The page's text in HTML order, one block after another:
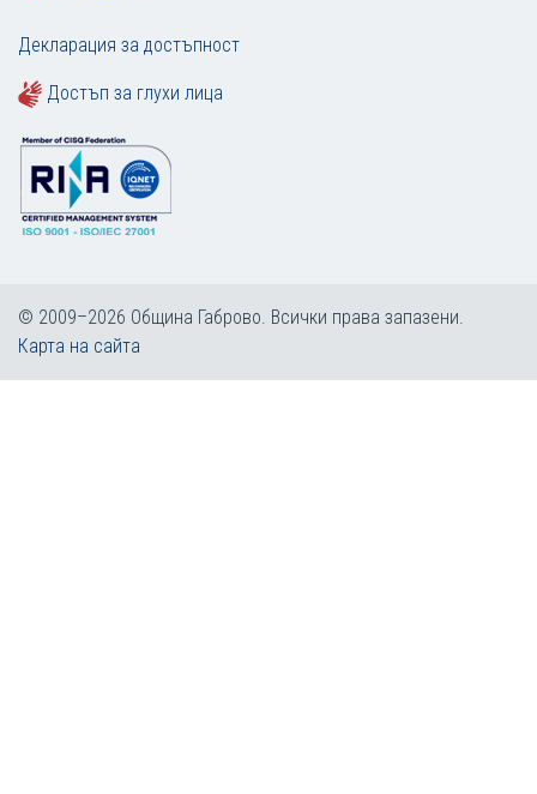
Декларация за достъпност
Достъп за глухи лица
© 2009–2026 Община Габрово. Всички права запазени.
Карта на сайта